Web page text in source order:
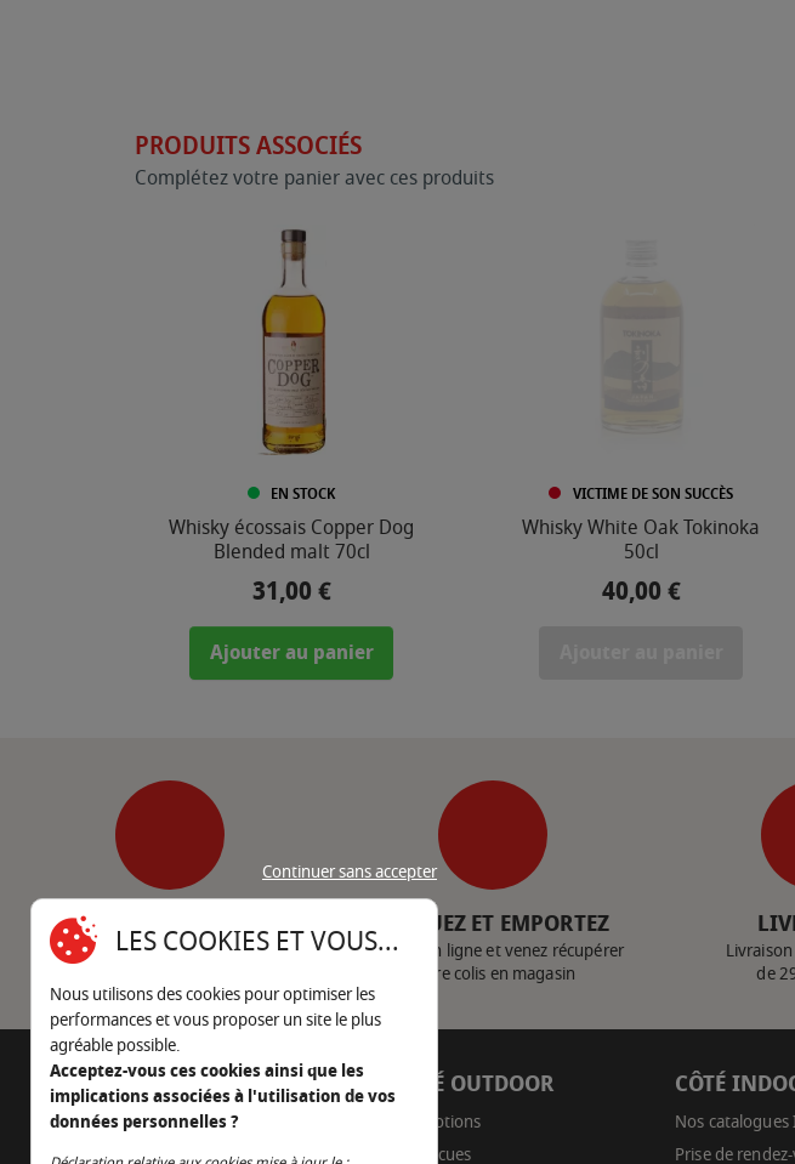
PRODUITS ASSOCIÉS
Complétez votre panier avec ces produits
EN STOCK
Whisky écossais Copper Dog
Blended malt 70cl
Prix
31,00 €
Ajouter au panier
VICTIME DE SON SUCCÈS
Whisky White Oak Tokinoka
50cl
Prix
40,00 €
SERVICE CLIENT
Nous contacter
CLIQUEZ ET EMPORTEZ
Achetez en ligne et venez récupérer
votre colis en magasin
de
AUTOUR DU FEU
05 45 22 98 09
CÔTÉ OUTDOOR
Promotions
Barbecues
CÔTÉ
Nos catalogues
Prise de
Continuer sans accepter
LES COOKIES ET VOUS...
Nous utilisons des cookies pour optimiser les
performances et vous proposer un site le plus
agréable possible.
Acceptez-vous ces cookies ainsi que les
implications associées à l'utilisation de vos
données personnelles ?